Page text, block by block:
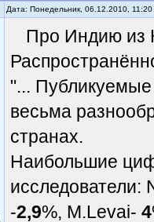
Дата: Понедельник, 06.12.2010,
Про Индию из
"...
весьма
странах.
Наибольшие
исследователи:
-2,9%, M.Levai- 4